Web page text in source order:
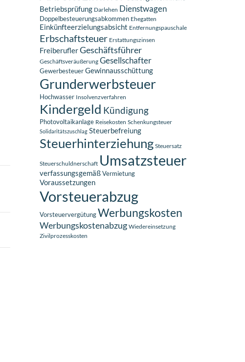
Betriebsprüfung Darlehen Dienstwagen
Doppelbesteuerungsabkommen Ehegatten
Einkünfteerzielungsabsicht Entfernungspauschale
Erbschaftsteuer Erstattungszinsen
FreiberuflerGeschäftsführer
Geschäftsveräußerung Gesellschafter
GewerbesteuerGewinnausschüttung
Grunderwerbsteuer
Hochwasser Insolvenzverfahren
Kindergeld Kündigung
Photovoltaikanlage Reisekosten Schenkungsteuer
Solidaritätszuschlag Steuerbefreiung
Steuerhinterziehung Steuersatz
Steuerschuldnerschaft Umsatzsteuer
verfassungsgemäßVermietung
Voraussetzungen
Vorsteuerabzug
VorsteuervergütungWerbungskosten
Werbungskostenabzug Wiedereinsetzung
Zivilprozesskosten